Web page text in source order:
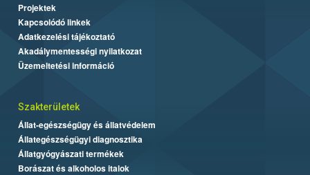
Projektek
Kapcsolódó linkek
Adatkezelési tájékoztató
Akadálymentességi nyilatkozat
Üzemeltetési információ
Szakterületek
Állat-egészségügy és állatvédelem
Állategészségügyi diagnosztika
Állatgyógyászati termékek
Borászat és alkoholos italok